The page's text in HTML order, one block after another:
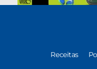
Receitas